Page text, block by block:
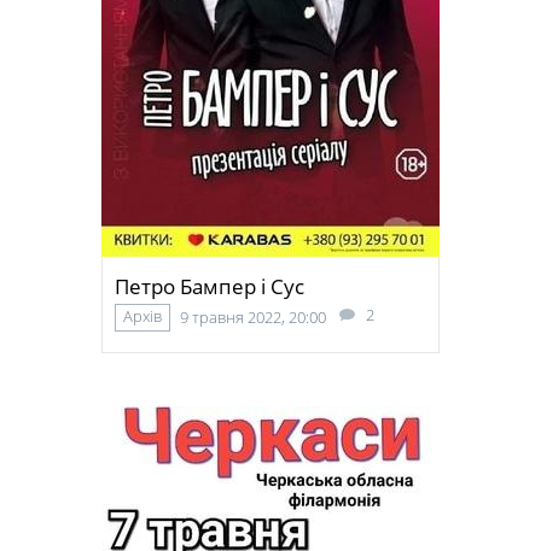
Петро Бампер і Сус
Архів 9 травня 2022, 20:00 2